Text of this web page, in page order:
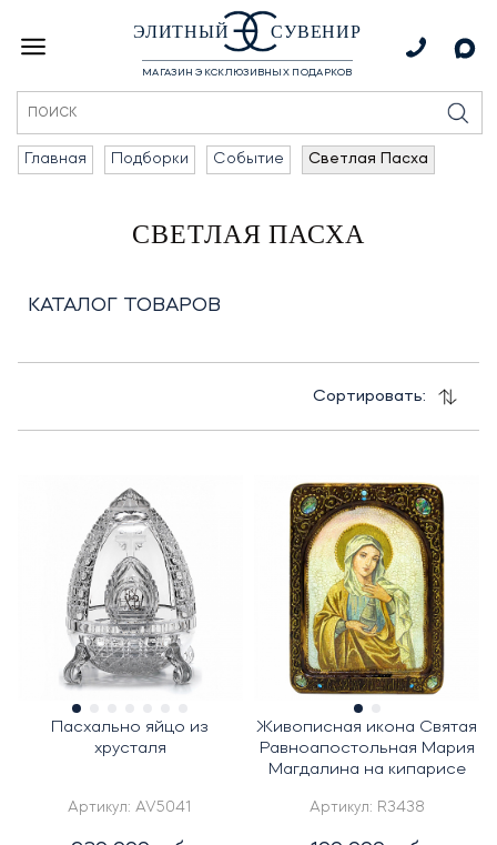
ЭЛИТНЫЙ СУВЕНИР
МАГАЗИН ЭКСКЛЮЗИВНЫХ ПОДАРКОВ
Главная Подборки Событие Светлая Пасха
СВЕТЛАЯ ПАСХА
КАТАЛОГ ТОВАРОВ
Сортировать:
Пасхально яйцо из
хрусталя
Артикул:AV5041
Живописная икона Святая
Равноапостольная Мария
Магдалина на кипарисе
Артикул: R3438